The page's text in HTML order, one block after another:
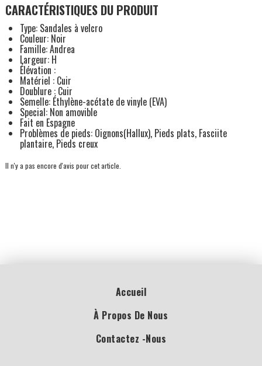
CARACTÉRISTIQUES DU PRODUIT
Type: Sandales à velcro
Couleur: Noir
Famille: Andrea
Largeur: H
Élévation :
Matériel : Cuir
Doublure : Cuir
Semelle: Éthylène-acétate de vinyle (EVA)
Special: Non amovible
Fait en Espagne
Problèmes de pieds: Oignons(Hallux), Pieds plats, Fasciite
plantaire, Pieds creux
Il n'y a pas encore d'avis pour cet article.
Accueil
À Propos De Nous
Contactez -nous